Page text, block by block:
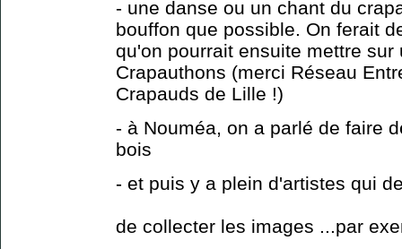
- une danse ou un chant du
bouffon que possible. On ferait
qu'on pourrait ensuite mettre
Crapauthons (merci Réseau
Crapauds de Lille !)
- à Nouméa, on a parlé de faire
bois
- et puis y a plein d'artistes qui
de collecter les images ...par